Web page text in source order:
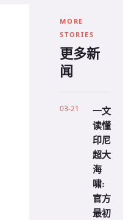
MORE
STORIES
更多新
闻
03-21
一文
读懂
印尼
超大
海
啸:
官方
最初